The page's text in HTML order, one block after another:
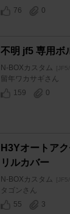
76
0
不明 jf5 専用ボ
N-BOXカスタム
留年ワカサギさん
159
0
H3Yオートア
リルカバー
N-BOXカスタム
タゴンさん
55
3